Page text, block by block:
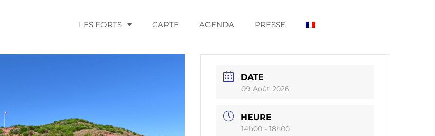
LES FORTS CARTE AGENDA PRESSE
DATE
09 Août 2026
HEURE
14h00 - 18h00